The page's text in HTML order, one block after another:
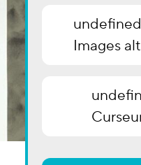
undefined
Images